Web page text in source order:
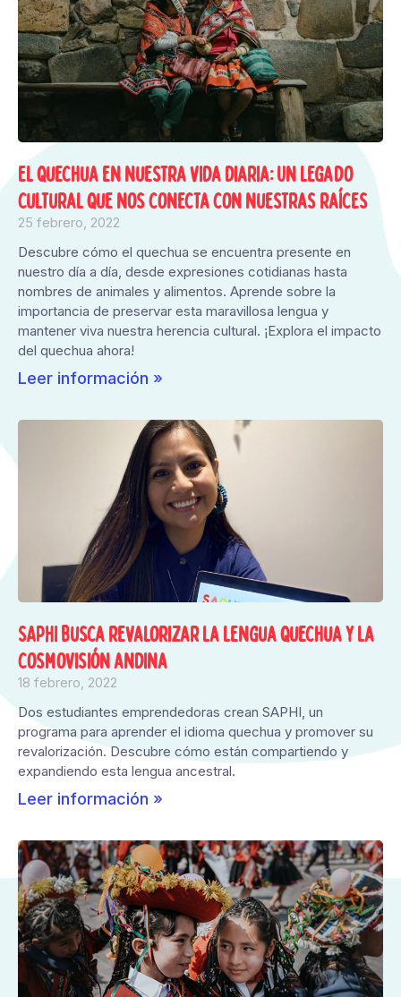
El quechua en nuestra vida diaria: Un legado
cultural que nos conecta con nuestras raíces
25 febrero, 2022
Descubre cómo el quechua se encuentra presente en
nuestro día a día, desde expresiones cotidianas hasta
nombres de animales y alimentos. Aprende sobre la
importancia de preservar esta maravillosa lengua y
mantener viva nuestra herencia cultural. ¡Explora el impacto
del quechua ahora!
Leer información »
SAPHI busca revalorizar la lengua quechua y la
cosmovisión andina
18 febrero, 2022
Dos estudiantes emprendedoras crean SAPHI, un
programa para aprender el idioma quechua y promover su
revalorización. Descubre cómo están compartiendo y
expandiendo esta lengua ancestral.
Leer información »